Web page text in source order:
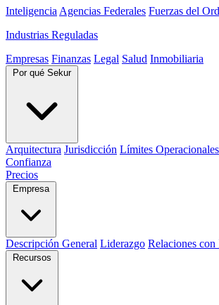
Inteligencia Agencias Federales Fuerzas del
Industrias Reguladas
Empresas Finanzas Legal Salud Inmobiliaria
Por qué Sekur
Arquitectura Jurisdicción Límites Operacionales
Confianza
Precios
Empresa
Descripción General Liderazgo Relaciones con
Recursos